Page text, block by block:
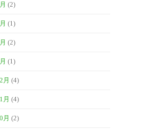
(2)
(1)
(2)
(1)
月 (4)
月 (4)
月 (2)